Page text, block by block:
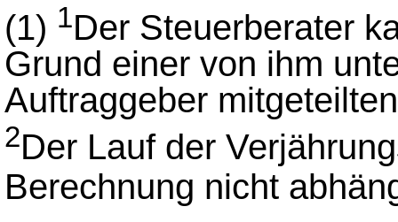
(1) 1Der Steuerberater
Grund einer von ihm
Auftraggeber
2Der Lauf der
Berechnung nicht